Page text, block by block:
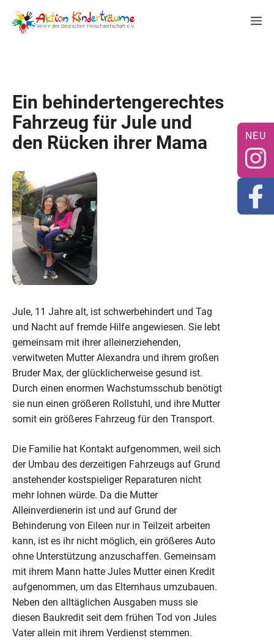
Inhalt
springen
Ein behindertengerechtes
Fahrzeug für Jule und
den Rücken ihrer Mama
Jule, 11 Jahre alt, ist schwerbehindert und Tag
und Nacht auf fremde Hilfe angewiesen. Sie lebt
gemeinsam mit ihrer alleinerziehenden,
verwitweten Mutter Alexandra und ihrem großen
Bruder Max, der glücklicherweise gesund ist.
Durch einen enormen Wachstumsschub benötigt
sie nun einen größeren Rollstuhl, und ihre Mutter
somit ein größeres Fahrzeug für den Transport.
Die Familie hat Kontakt aufgenommen, weil sich
der Umbau des derzeitigen Fahrzeugs auf Grund
anstehender kostspieliger Reparaturen nicht
mehr lohnen würde. Da die Mutter
Alleinverdienerin ist und auf Grund der
Behinderung von Eileen nur in Teilzeit arbeiten
kann, ist es ihr nicht möglich, ein größeres Auto
ohne Unterstützung anzuschaffen. Gemeinsam
mit ihrem Mann hatte Jules Mutter einen Kredit
aufgenommen, um das Elternhaus umzubauen.
Neben den alltäglichen Ausgaben muss sie
diesen Baukredit seit dem frühen Tod von Jules
Vater allein mit ihrem Verdienst stemmen.